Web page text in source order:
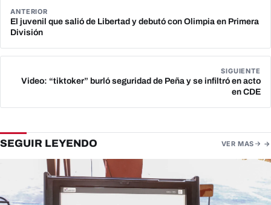
ANTERIOR
El juvenil que salió de Libertad y debutó con Olimpia en Primera
División
SIGUIENTE
Video: “tiktoker” burló seguridad de Peña y se infiltró en acto
en CDE
SEGUIR LEYENDO VER MAS